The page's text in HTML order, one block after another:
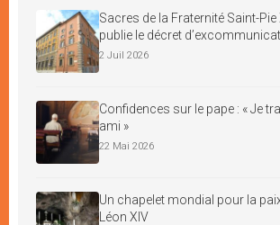
Sacres de la Fraternité Saint-Pie
publie le décret
2 Juil 2026
Confidences sur le pape : « Je
ami »
22 Mai 2026
Un chapelet mondial pour la
Léon XIV